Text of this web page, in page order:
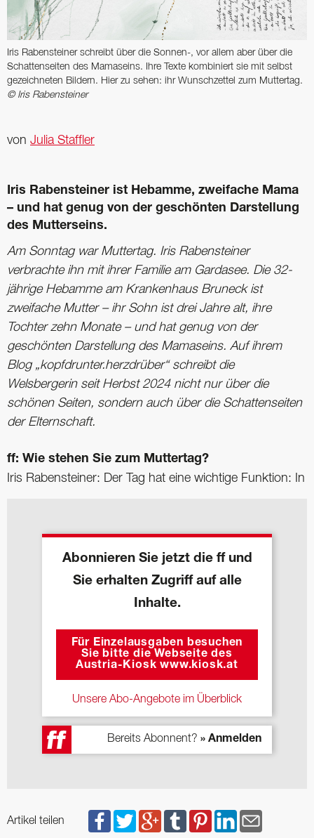
Iris Rabensteiner schreibt über die Sonnen-, vor allem aber über die
Schattenseiten des Mamaseins. Ihre Texte kombiniert sie mit selbst
gezeichneten Bildern. Hier zu sehen: ihr Wunschzettel zum Muttertag.
© Iris Rabensteiner
von Julia Staffler
Iris Rabensteiner ist Hebamme, zweifache Mama
– und hat genug von der geschönten Darstellung
des Mutterseins.
Am Sonntag war Muttertag. Iris Rabensteiner
verbrachte ihn mit ihrer Familie am Gardasee. Die 32-
jährige Hebamme am Krankenhaus Bruneck ist
zweifache Mutter – ihr Sohn ist drei Jahre alt, ihre
Tochter zehn Monate – und hat genug von der
geschönten Darstellung des Mamaseins. Auf ihrem
Blog „kopfdrunter.herzdrüber“ schreibt die
Welsbergerin seit Herbst 2024 nicht nur über die
schönen Seiten, sondern auch über die Schattenseiten
der Elternschaft.
ff: Wie stehen Sie zum Muttertag?
Iris Rabensteiner: Der Tag hat eine wichtige Funktion: In
Abonnieren Sie jetzt die ff und
Sie erhalten Zugriff auf alle
Inhalte.
Für Einzelausgaben besuchen
Sie bitte die Webseite des
Austria-Kiosk www.kiosk.at
Unsere Abo-Angebote im Überblick
Bereits Abonnent? » Anmelden
Artikel teilen